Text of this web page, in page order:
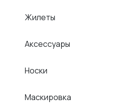
Жилеты
Аксессуары
Носки
Маскировка